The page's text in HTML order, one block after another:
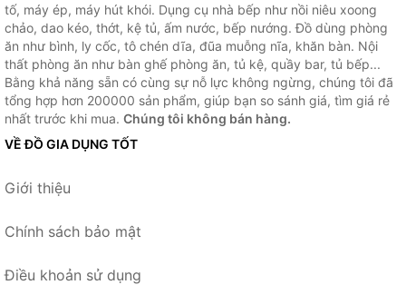
tố, máy ép, máy hút khói. Dụng cụ nhà bếp như nồi niêu xoong
chảo, dao kéo, thớt, kệ tủ, ấm nước, bếp nướng. Đồ dùng phòng
ăn như bình, ly cốc, tô chén dĩa, đũa muỗng nĩa, khăn bàn. Nội
thất phòng ăn như bàn ghế phòng ăn, tủ kệ, quầy bar, tủ bếp...
Bằng khả năng sẵn có cùng sự nỗ lực không ngừng, chúng tôi đã
tổng hợp hơn 200000 sản phẩm, giúp bạn so sánh giá, tìm giá rẻ
nhất trước khi mua. Chúng tôi không bán hàng.
VỀ ĐỒ GIA DỤNG TỐT
Giới thiệu
Chính sách bảo mật
Điều khoản sử dụng